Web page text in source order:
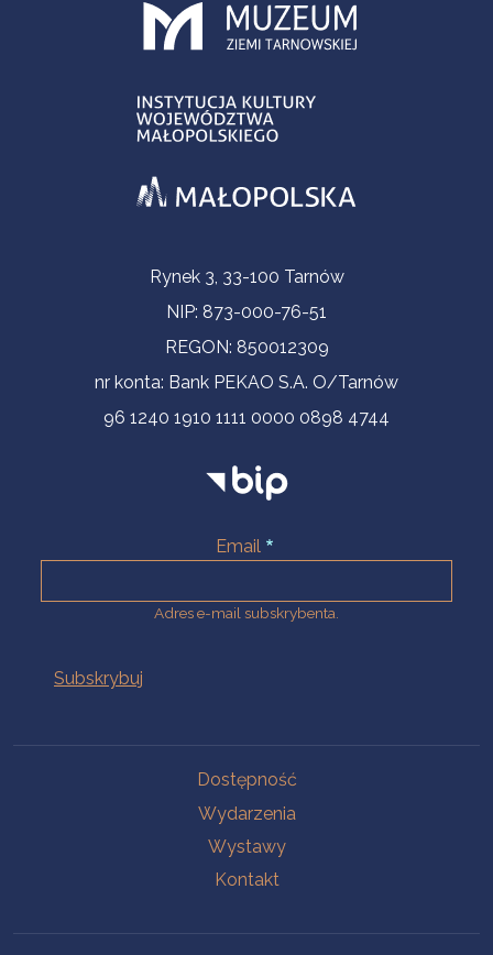
Informacje kontaktoweRynek 3, 33-100 Tarnów
NIP: 873-000-76-51
REGON: 850012309
nr konta: Bank PEKAO S.A. O/Tarnów
96 1240 1910 1111 0000 0898 4744
Email
Adres e-mail subskrybenta.
Dostępność
Wydarzenia
Wystawy
Kontakt